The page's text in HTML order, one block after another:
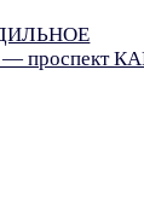
проспект